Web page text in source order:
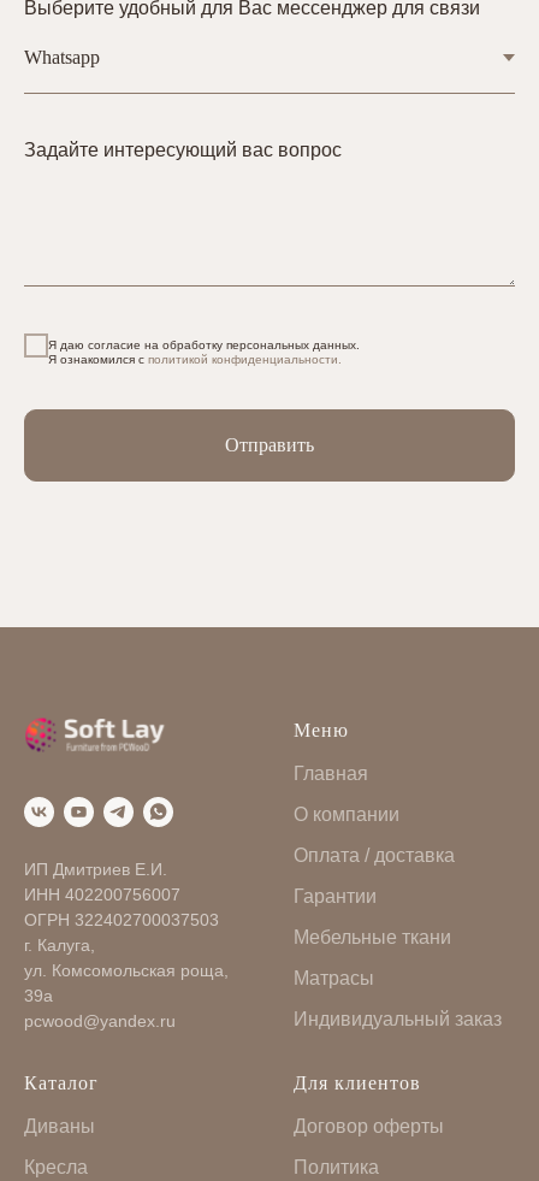
Выберите удобный для Вас мессенджер для связи
Задайте интересующий вас вопрос
Я даю согласие на обработку персональных данных.
Я ознакомился с политикой конфиденциальности.
Отправить
ИП Дмитриев Е.И.
ИНН 402200756007
ОГРН 322402700037503
г. Калуга,
ул. Комсомольская роща,
39а
pcwood@yandex.ru
Меню
Главная
О компании
Оплата / доставка
Гарантии
Мебельные ткани
Матрасы
Индивидуальный заказ
Каталог
Диваны
Кресла
Для клиентов
Договор оферты
Политика